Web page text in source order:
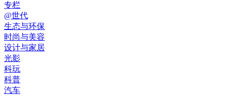
专栏
@世代
生态与环保
时尚与美容
设计与家居
光影
科玩
科普
汽车